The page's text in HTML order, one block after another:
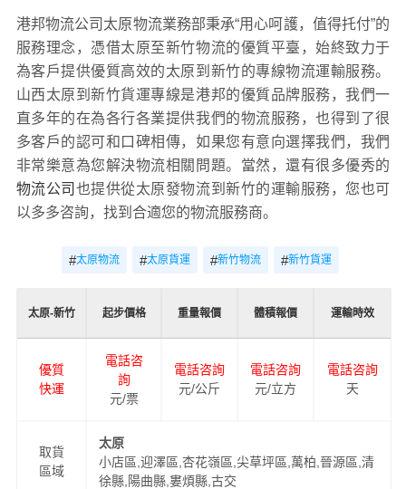
港邦物流公司太原物流業務部秉承“用心呵護，值得托付”的
服務理念，憑借太原至新竹物流的優質平臺，始終致力于
為客戶提供優質高效的太原到新竹的專線物流運輸服務。
山西太原到新竹貨運專線是港邦的優質品牌服務，我們一
直多年的在為各行各業提供我們的物流服務，也得到了很
多客戶的認可和口碑相傳，如果您有意向選擇我們，我們
非常樂意為您解決物流相關問題。當然，還有很多優秀的
物流公司 也提供從太原發物流到新竹的運輸服務，您也可
以多多咨詢，找到合適您的物流服務商。
#太原物流 #太原貨運 #新竹物流 #新竹貨運
太原-新竹 起步價格 重量報價 體積報價 運輸時效
優質
快運
電話咨
詢
元/票
電話咨詢
元/公斤
電話咨詢
元/立方
電話咨詢
天
取貨
區域
太原
小店區,迎澤區,杏花嶺區,尖草坪區,萬柏,晉源區,清
徐縣,陽曲縣,婁煩縣,古交